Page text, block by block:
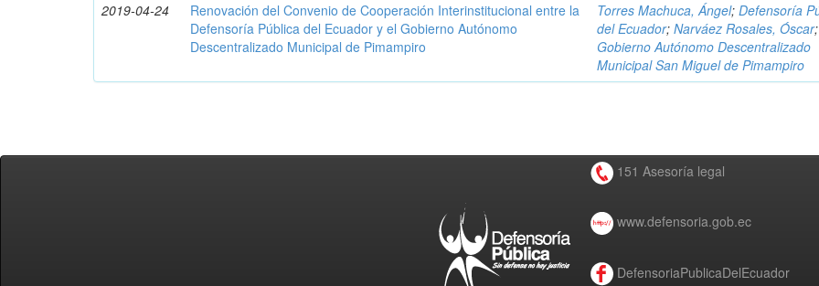
2019-04-24
Renovación del Convenio de Cooperación Interinstitucional entre la
Defensoría Pública del Ecuador y el Gobierno Autónomo
Descentralizado Municipal de Pimampiro
Torres Machuca, Ángel;Defensoría
del Ecuador;Narváez Rosales, Óscar;
Gobierno Autónomo Descentralizado
Municipal San Miguel de Pimampiro
151 Asesoría legal
www.defensoria.gob.ec
DefensoriaPublicaDelEcuador